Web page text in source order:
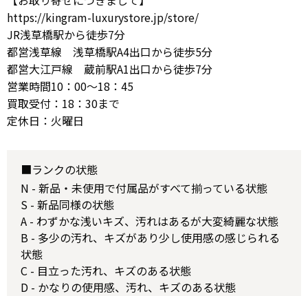
https://kingram-luxurystore.jp/store/
JR浅草橋駅から徒歩7分
都営浅草線 浅草橋駅A4出口から徒歩5分
都営大江戸線 蔵前駅A1出口から徒歩7分
営業時間10：00～18：45
買取受付：18：30まで
定休日：火曜日
■ランクの状態
N - 新品・未使用で付属品がすべて揃っている状態
S - 新品同様の状態
A - わずかな浅いキズ、汚れはあるが大変綺麗な状態
B - 多少の汚れ、キズがあり少し使用感の感じられる
状態
C - 目立った汚れ、キズのある状態
D - かなりの使用感、汚れ、キズのある状態